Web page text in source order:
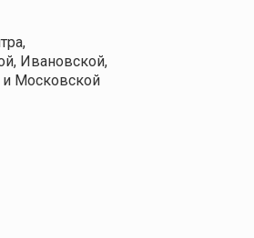
Ивановской,
и Московской